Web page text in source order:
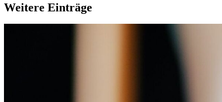
Weitere Einträge